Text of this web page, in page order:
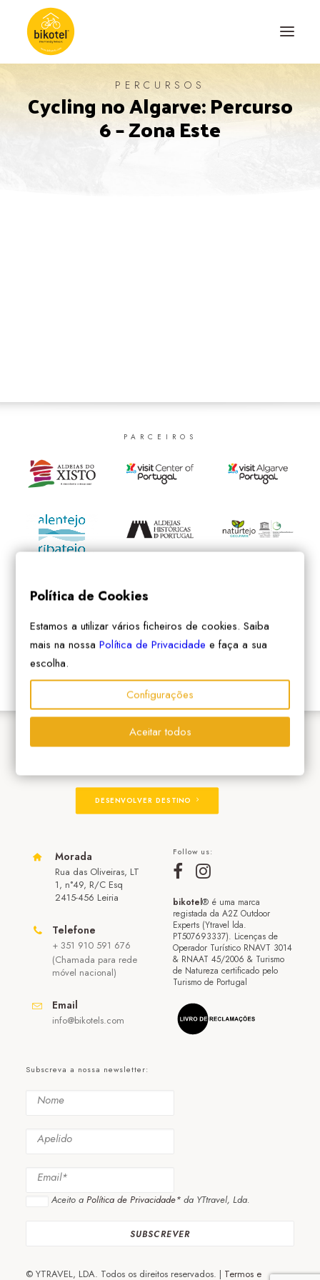
SOBRE NÓS
PERCURSOS
Cycling no Algarve: Percurso
6 – Zona Este
PARCEIROS
DESENVOLVER DESTINO
Morada
Rua das Oliveiras, LT
1, n°49, R/C Esq
2415-456 Leiria
Telefone
+ 351 910 591 676
(Chamada para rede
móvel nacional)
Email
info@bikotels.com
Follow us:
bikotel® é uma marca
registada da A2Z Outdoor
Experts (Ytravel lda.
PT507693337). Licenças de
Operador Turístico RNAVT 3014
& RNAAT 45/2006 & Turismo
de Natureza certificado pelo
Turismo de Portugal
Subscreva a nossa newsletter:
Aceito a Política de Privacidade* da YTtravel, Lda.
© YTRAVEL, LDA. Todos os direitos reservados. | Termos e
Política de Cookies
Estamos a utilizar vários ficheiros de cookies. Saiba
mais na nossaPolítica de Privacidade e faça a sua
escolha.
Configurações
Aceitar todos